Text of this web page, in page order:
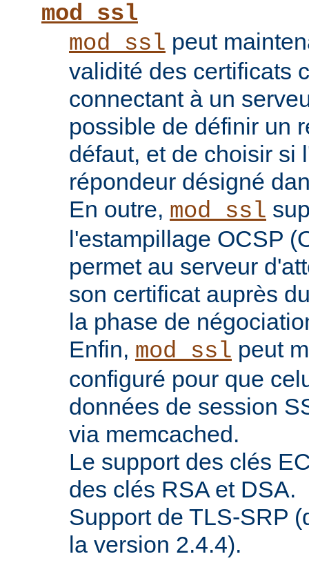
mod_ssl
mod_ssl peut
validité des certificats
connectant à un
possible de définir un
défaut, et de choisir si
répondeur désigné
En outre, mod_ssl
l'estampillage OCSP
permet au serveur
son certificat auprès
la phase de
Enfin, mod_ssl peut
configuré pour que
données de session
via memcached.
Le support des clés
des clés RSA et DSA.
Support de TLS-SRP
la version 2.4.4).